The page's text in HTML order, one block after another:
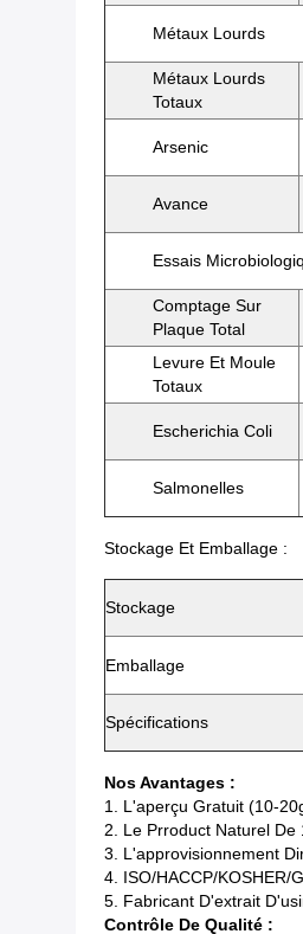
Métaux Lourds
Métaux Lourds
Totaux
Arsenic
Avance
Essais
Comptage Sur
Plaque Total
Levure Et Moule
Totaux
Escherichia Coli
Salmonelles
Stockage Et Emballage :
Stockage
Emballage
Spécifications
Nos Avantages :
1. L'aperçu Gratuit (10-
2. Le Prroduct Naturel De
3. L'approvisionnement
4. ISO/HACCP/KOSHER/
5. Fabricant D'extrait
Contrôle De Qualité :